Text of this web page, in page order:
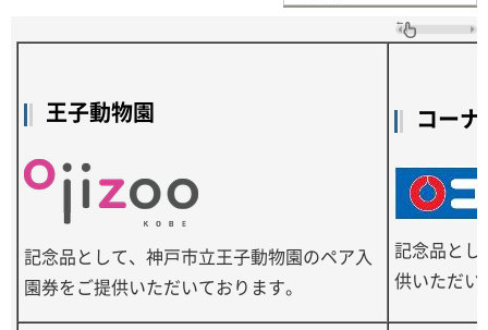
王子動物園
記念品として、神戸市立王子動物園のペア入
園券をご提供いただいております。
コー
記念品とし
供いただい